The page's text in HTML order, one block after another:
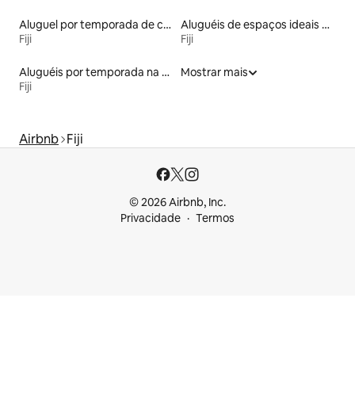
Aluguel por temporada de casas de hóspedes
Fiji
Aluguéis de espaços ideais para famílias
Fiji
Aluguéis por temporada na orla
Fiji
Mostrar mais
Airbnb Fiji
© 2026 Airbnb, Inc.
Privacidade
Termos